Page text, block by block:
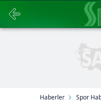
Haberler Spor